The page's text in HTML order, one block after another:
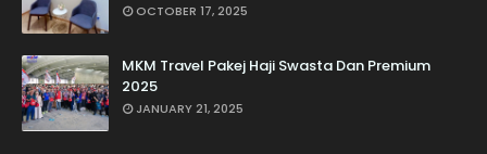
OCTOBER 17, 2025
MKM Travel Pakej Haji Swasta Dan Premium
2025
JANUARY 21, 2025